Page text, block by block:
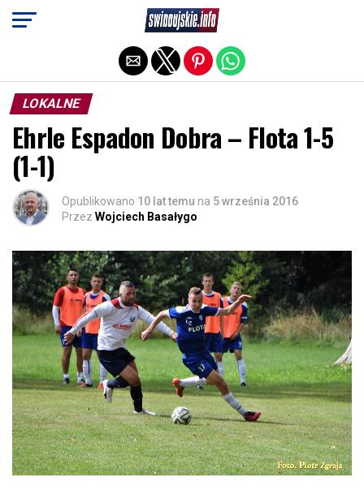
LOKALNE
Ehrle Espadon Dobra – Flota 1-5
(1-1)
Opublikowano 10 lat temu na 5 września 2016
Przez Wojciech Basałygo
Exit mobile version